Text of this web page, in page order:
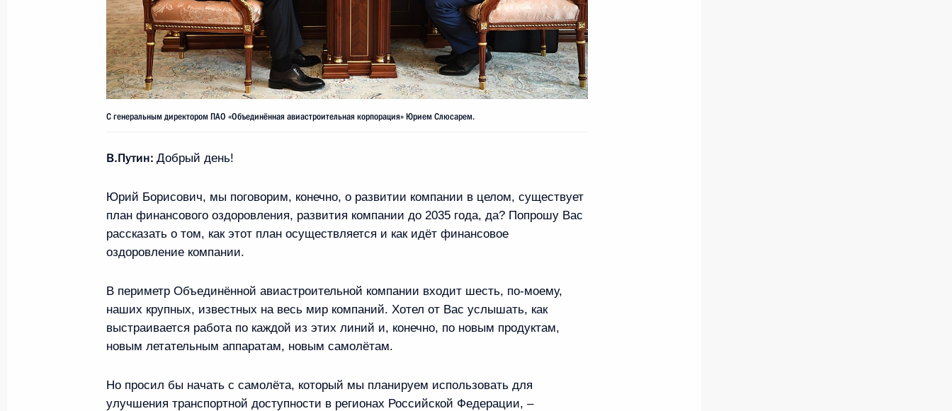
работ по содержанию автодорог
30 декабря 2020 года, 16:05
Подписан закон, предусматривающий административную
ответственность за неисполнение обязанности по внесению
автомобильным дорогам
Рабочая встреча с Председателем Правительства Михаилом
30 декабря 2020 года, 13:30
В законодательство внесено изменение, касающееся оплаты
проезда к месту отдыха для пенсионеров, проживающих
в районах Крайнего Севера и приравненных к ним местностях
С генеральным директором ПАО «Объединённая авиастроительная корпорация» Юрием Слюсарем.
В.Путин: Добрый день!
Юрий Борисович, мы поговорим, конечно, о развитии компании в целом, существует
план финансового оздоровления, развития компании до 2035 года, да? Попрошу Вас
рассказать о том, как этот план осуществляется и как идёт финансовое
оздоровление компании.
В периметр Объединённой авиастроительной компании входит шесть, по‑моему,
наших крупных, известных на весь мир компаний. Хотел от Вас услышать, как
выстраивается работа по каждой из этих линий и, конечно, по новым продуктам,
новым летательным аппаратам, новым самолётам.
Но просил бы начать с самолёта, который мы планируем использовать для
улучшения транспортной доступности в регионах Российской Федерации, –